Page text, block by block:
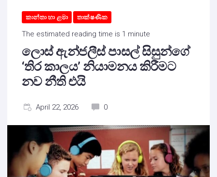
කාන්තා හා ළමා තාක්ෂණික
The estimated reading time is 1 minute
ලොස් ඇන්ජලීස් පාසල් සිසුන්ගේ
‘තිර කාලය’ නියාමනය කිරීමට
නව නීති එයි
April 22, 2026 0